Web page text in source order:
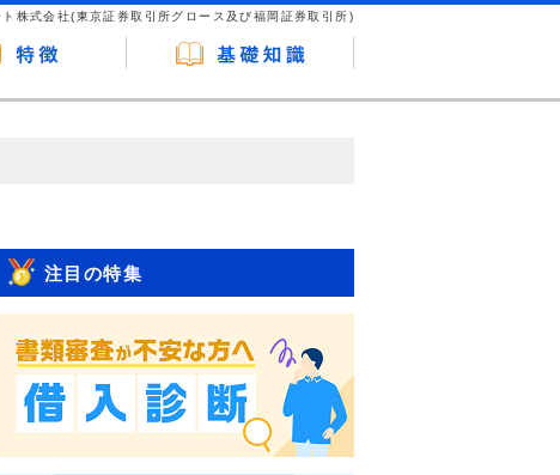
株式会社(東京証券取引所グロース及び福岡証券取引所)
注目の特集